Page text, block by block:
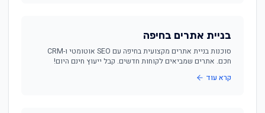
בניית אתרים בחיפה
סוכנות בניית אתרים מקצועית בחיפה עם SEO אוטומטי ו-CRM
חכם. אתרים שמביאים לקוחות חדשים. קבל ייעוץ חינם היום!
קרא עוד